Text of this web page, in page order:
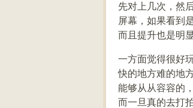
先对上几次，然
屏幕，如果看到
而且提升也是明
一方面觉得很好
快的地方难的地
能够从从容容的
而一旦真的去打